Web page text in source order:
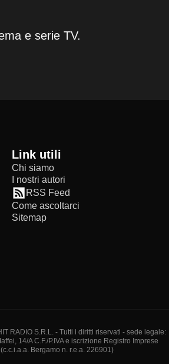
e serie TV.
Link utili
Chi siamo
I nostri autori
RSS Feed
Come ascoltarci
Sitemap
RADIO S.R.L. - Tutti i diritti riservati - sede legale:
14/A C.F./P.IVA e iscrizione Registro Imprese
Bergamo n. r.e.a. 226901)